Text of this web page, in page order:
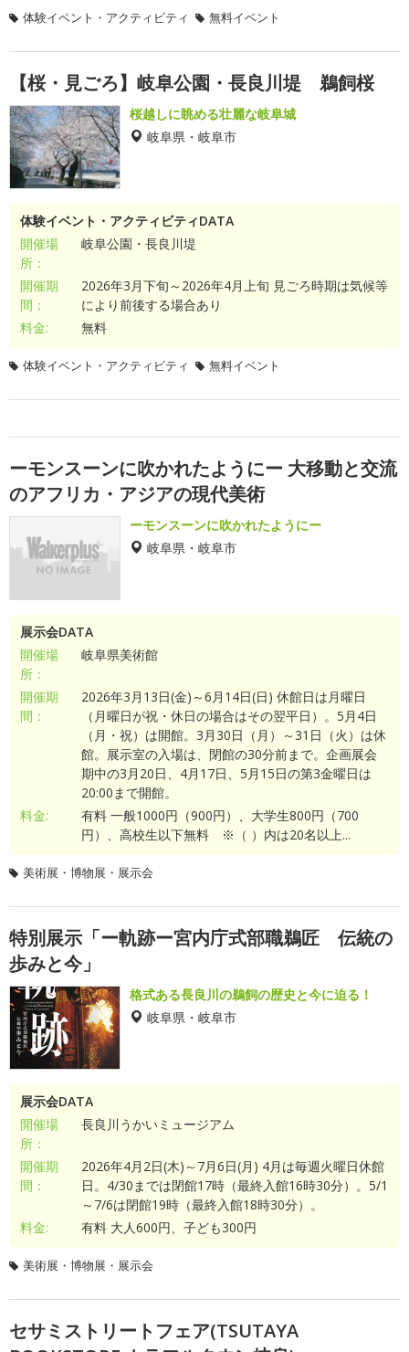
体験イベント・アクティビティ 無料イベント
【桜・見ごろ】岐阜公園・長良川堤 鵜飼桜
桜越しに眺める壮麗な岐阜城
岐阜県・岐阜市
体験イベント・アクティビティDATA
開催場
所：
岐阜公園・長良川堤
開催期
間：
2026年3月下旬～2026年4月上旬 見ごろ時期は気候等
により前後する場合あり
料金:
無料
体験イベント・アクティビティ 無料イベント
ーモンスーンに吹かれたようにー 大移動と交流
のアフリカ・アジアの現代美術
ーモンスーンに吹かれたようにー
岐阜県・岐阜市
展示会DATA
開催場
所：
岐阜県美術館
開催期
間：
2026年3月13日(金)～6月14日(日) 休館日は月曜日
（月曜日が祝・休日の場合はその翌平日）。5月4日
（月・祝）は開館。3月30日（月）～31日（火）は休
館。展示室の入場は、閉館の30分前まで。企画展会
期中の3月20日、4月17日、5月15日の第3金曜日は
20:00まで開館。
料金:
有料 一般1000円（900円）、大学生800円（700
円）、高校生以下無料 ※（ ）内は20名以上...
美術展・博物展・展示会
特別展示「ー軌跡ー宮内庁式部職鵜匠 伝統の
歩みと今」
格式ある長良川の鵜飼の歴史と今に迫る！
岐阜県・岐阜市
展示会DATA
開催場
所：
長良川うかいミュージアム
開催期
間：
2026年4月2日(木)～7月6日(月) 4月は毎週火曜日休館
日。4/30までは閉館17時（最終入館16時30分）。5/1
～7/6は閉館19時（最終入館18時30分）。
料金:
有料 大人600円、子ども300円
美術展・博物展・展示会
セサミストリートフェア(TSUTAYA